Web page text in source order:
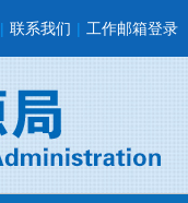
| 联系我们 | 工作邮箱登录